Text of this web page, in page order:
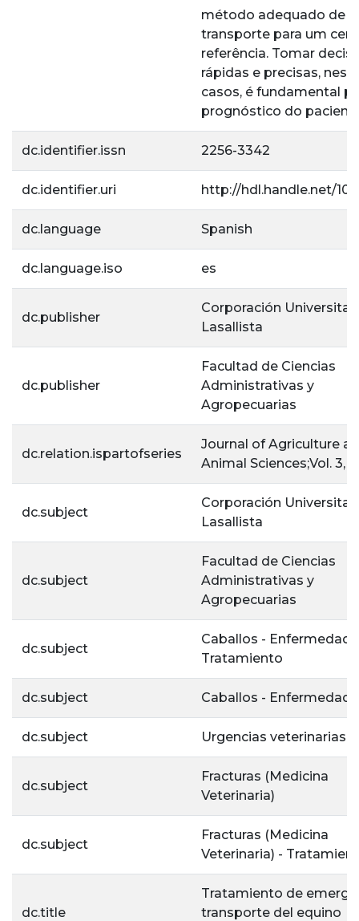
método adequado de
transporte para um
referência. Tomar
rápidas e precisas,
casos, é fundamental
prognóstico do
dc.identifier.issn 2256-3342
dc.identifier.uri http://hdl.handle.net/
dc.language Spanish
dc.language.iso es
dc.publisher
Corporación
Lasallista
dc.publisher
Facultad de Ciencias
Administrativas y
Agropecuarias
dc.relation.ispartofseries
Journal of Agriculture
Animal Sciences;Vol. 3,
dc.subject
Corporación
Lasallista
dc.subject
Facultad de Ciencias
Administrativas y
Agropecuarias
dc.subject
Caballos -
Tratamiento
dc.subject Caballos -
dc.subject Urgencias veterinarias
dc.subject
Fracturas (Medicina
Veterinaria)
dc.subject
Fracturas (Medicina
Veterinaria) -
dc.title
Tratamiento de
transporte del equino